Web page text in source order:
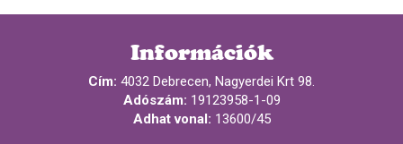
Információk
Cím: 4032 Debrecen, Nagyerdei Krt 98.
Adószám: 19123958-1-09
Adhat vonal: 13600/45